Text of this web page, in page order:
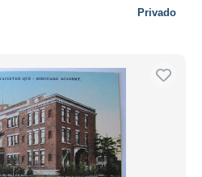
Privado